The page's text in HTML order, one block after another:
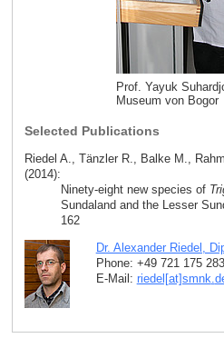
Prof. Yayuk
Museum von Bogor
Selected Publications
Riedel A., Tänzler R., Balke M.,
(2014):
Ninety-eight new species of
Sundaland and the Lesser
162
Dr. Alexander Riedel,
Phone: +49 721 175
E-Mail: riedel[at]smnk